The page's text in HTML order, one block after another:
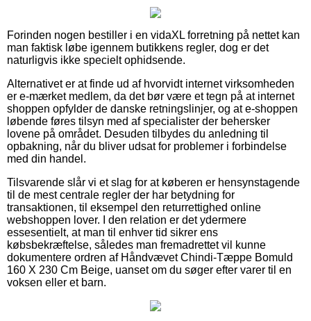
Forinden nogen bestiller i en vidaXL forretning på nettet kan
man faktisk løbe igennem butikkens regler, dog er det
naturligvis ikke specielt ophidsende.
Alternativet er at finde ud af hvorvidt internet virksomheden
er e-mærket medlem, da det bør være et tegn på at internet
shoppen opfylder de danske retningslinjer, og at e-shoppen
løbende føres tilsyn med af specialister der behersker
lovene på området. Desuden tilbydes du anledning til
opbakning, når du bliver udsat for problemer i forbindelse
med din handel.
Tilsvarende slår vi et slag for at køberen er hensynstagende
til de mest centrale regler der har betydning for
transaktionen, til eksempel den returrettighed online
webshoppen lover. I den relation er det ydermere
essesentielt, at man til enhver tid sikrer ens
købsbekræftelse, således man fremadrettet vil kunne
dokumentere ordren af Håndvævet Chindi-Tæppe Bomuld
160 X 230 Cm Beige, uanset om du søger efter varer til en
voksen eller et barn.